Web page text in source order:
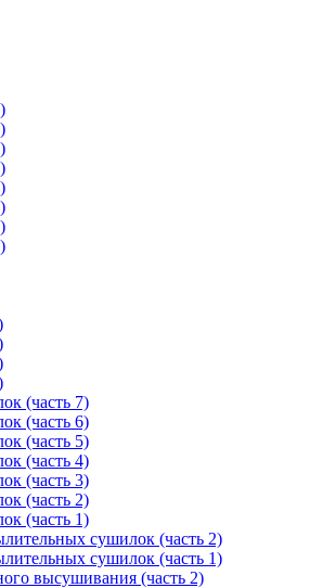
(часть 7)
(часть 6)
(часть 5)
(часть 4)
(часть 3)
(часть 2)
(часть 1)
сушилок (часть 2)
сушилок (часть 1)
высушивания (часть 2)